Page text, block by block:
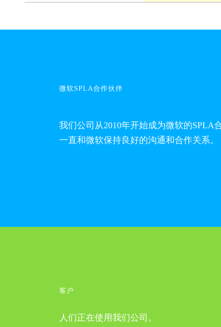
微软SPLA合作伙伴
我们公司从2010年开始成为微软的SPLA
一直和微软保持良好的沟通和合作关系。
客户
人们正在使用我们公司。